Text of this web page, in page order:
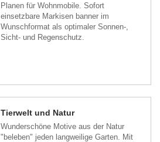
Planen für Wohnmobile. Sofort
einsetzbare Markisen banner im
Wunschformat als optimaler Sonnen-,
Sicht- und Regenschutz.
Tierwelt und Natur
Wunderschöne Motive aus der Natur
"beleben" jeden langweilige Garten. Mit